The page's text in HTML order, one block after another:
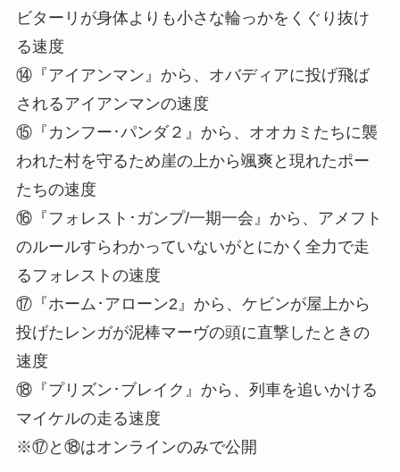
ビターリが身体よりも小さな輪っかをくぐり抜け
る速度
⑭『アイアンマン』から、オバディアに投げ飛ば
されるアイアンマンの速度
⑮『カンフー･パンダ２』から、オオカミたちに襲
われた村を守るため崖の上から颯爽と現れたポー
たちの速度
⑯『フォレスト･ガンプ/一期一会』から、アメフト
のルールすらわかっていないがとにかく全力で走
るフォレストの速度
⑰『ホーム･アローン2』から、ケビンが屋上から
投げたレンガが泥棒マーヴの頭に直撃したときの
速度
⑱『プリズン･ブレイク』から、列車を追いかける
マイケルの走る速度
※⑰と⑱はオンラインのみで公開